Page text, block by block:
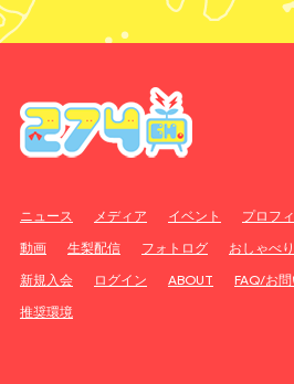
ニュース メディア イベント プロフ
動画
生梨配信 フォトログ おしゃべ
新規入会
ログイン ABOUT FAQ/お
推奨環境